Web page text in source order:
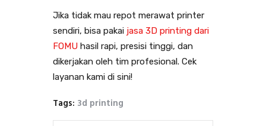
Jika tidak mau repot merawat printer
sendiri, bisa pakai jasa 3D printing dari
FOMU hasil rapi, presisi tinggi, dan
dikerjakan oleh tim profesional. Cek
layanan kami di sini!
Tags: 3d printing